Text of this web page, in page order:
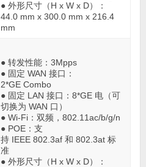
● 外形尺寸（H x W x D）：
44.0 mm x 300.0 mm x 216.4
mm
● 转发性能：3Mpps
● 固定 WAN 接口：
2*GE Combo
● 固定 LAN 接口：8*GE 电（可
切换为 WAN 口）
● Wi-Fi：双频，802.11ac/b/g/n
● POE：支
持 IEEE 802.3af 和 802.3at 标
准
● 外形尺寸（H x W x D）：